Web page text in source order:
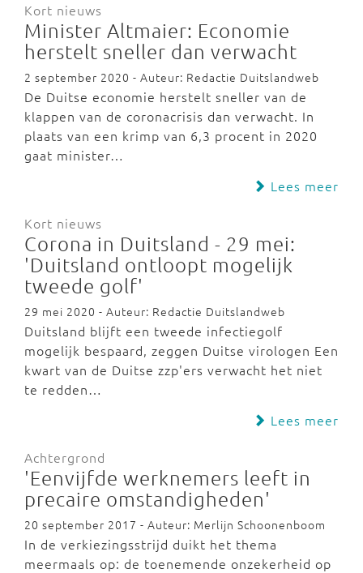
Kort nieuws
Minister Altmaier: Economie
herstelt sneller dan verwacht
2 september 2020 - Auteur: Redactie Duitslandweb
De Duitse economie herstelt sneller van de
klappen van de coronacrisis dan verwacht. In
plaats van een krimp van 6,3 procent in 2020
gaat minister…
Lees meer
Kort nieuws
Corona in Duitsland - 29 mei:
'Duitsland ontloopt mogelijk
tweede golf'
29 mei 2020 - Auteur: Redactie Duitslandweb
Duitsland blijft een tweede infectiegolf
mogelijk bespaard, zeggen Duitse virologen Een
kwart van de Duitse zzp'ers verwacht het niet
te redden…
Lees meer
Achtergrond
'Eenvijfde werknemers leeft in
precaire omstandigheden'
20 september 2017 - Auteur: Merlijn Schoonenboom
In de verkiezingsstrijd duikt het thema
meermaals op: de toenemende onzekerheid op